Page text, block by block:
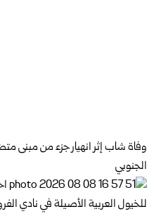
وفاة شاب إثر انهيار جزء من مبنى
الجنوبي